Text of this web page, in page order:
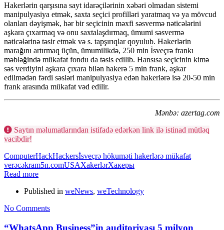
Hakerlərin qarşısına sayt idarəçilərinin xəbəri olmadan sistemi
manipulyasiya etmək, saxta seçici profilləri yaratmaq və ya mövcud
olanları dəyişmək, hər bir seçicinin məxfi səsvermə nəticələrini
aşkara çıxarmaq və onu saxtalaşdırmaq, ümumi səsvermə
nəticələrinə təsir etmək və s. tapşırıqlar qoyulub. Hakerlərin
marağını artırmaq üçün, ümumilikdə, 250 min İsveçrə frankı
məbləğində mükafat fondu da təsis edilib. Hansısa seçicinin kimə
səs verdiyini aşkara çıxara bilən hakerə 5 min frank, aşkar
edilmədən fərdi səsləri manipulyasiya edən hakerlərə isə 20-50 min
frank arasında mükafat vəd edilir.
Mənbə: azertag.com
Saytın məlumatlarından istifadə edərkən link ilə istinad mütləq
vacibdir!
ComputerHackHackersİsveçrə hökuməti hakerlərə mükafat
verəcəkram5n.comUSAXakerlərХакеры
Read more
Published in weNews, weTechnology
No Comments
“WhatsApp Business”in auditoriyası 5 milyon